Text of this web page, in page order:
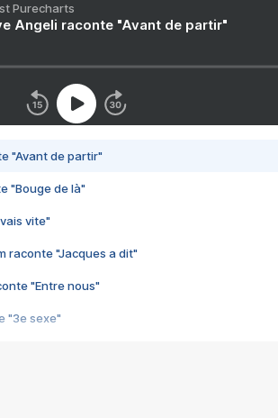
Purecharts
Angeli raconte "Avant de partir"
"Avant de partir"
"Bouge de là"
vite"
raconte "Jacques a dit"
"Entre nous"
"3e sexe"